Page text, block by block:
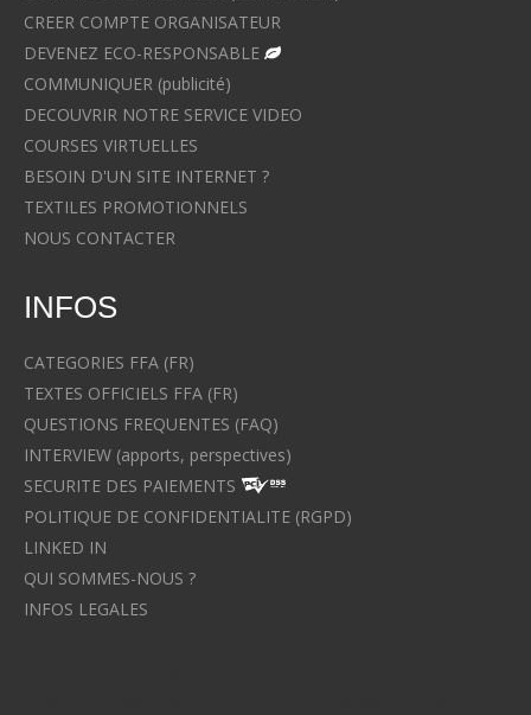
CREER COMPTE ORGANISATEUR
DEVENEZ ECO-RESPONSABLE
COMMUNIQUER (publicité)
DECOUVRIR NOTRE SERVICE VIDEO
COURSES VIRTUELLES
BESOIN D'UN SITE INTERNET ?
TEXTILES PROMOTIONNELS
NOUS CONTACTER
INFOS
CATEGORIES FFA (FR)
TEXTES OFFICIELS FFA (FR)
QUESTIONS FREQUENTES (FAQ)
INTERVIEW (apports, perspectives)
SECURITE DES PAIEMENTS
POLITIQUE DE CONFIDENTIALITE (RGPD)
LINKED IN
QUI SOMMES-NOUS ?
INFOS LEGALES